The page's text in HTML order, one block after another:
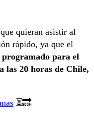
quieran asistir al
rápido, ya que el
programado para el
las 20 horas de Chile,
⏳🔜